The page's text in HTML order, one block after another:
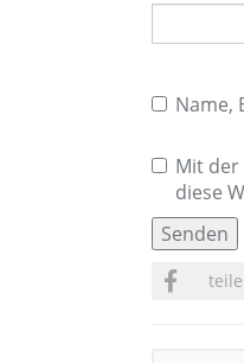
Name,
Mit
diese